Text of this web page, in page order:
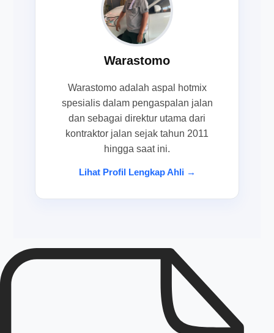
Warastomo
Warastomo adalah aspal hotmix
spesialis dalam pengaspalan jalan
dan sebagai direktur utama dari
kontraktor jalan sejak tahun 2011
hingga saat ini.
Lihat Profil Lengkap Ahli →